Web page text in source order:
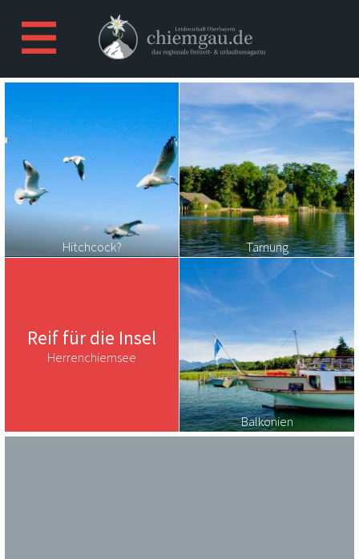
Hitchcock? Tarnung
Reif für die Insel
Herrenchiemsee
Balkonien